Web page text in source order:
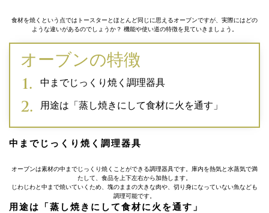
食材を焼くという点ではトースターとほとんど同じに思えるオーブンですが、実際にはどの
ような違いがあるのでしょうか？ 機能や使い道の特徴を見ていきましょう。
オーブンの特徴
中までじっくり焼く調理器具
用途は「蒸し焼きにして食材に火を通す」
中までじっくり焼く調理器具
オーブンは素材の中までじっくり焼くことができる調理器具です。庫内を熱気と水蒸気で満
たして、食品を上下左右から加熱します。
じわじわと中まで焼いていくため、塊のままの大きな肉や、切り身になっていない魚なども
調理可能です。
用途は「蒸し焼きにして食材に火を通す」